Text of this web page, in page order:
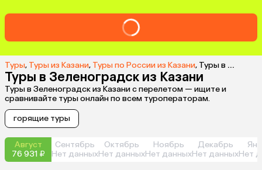
Туры, Туры из Казани, Туры по России из Казани, Туры в Зеленоградск из Казани
Туры в Зеленоградск из Казани
Туры в Зеленоградск из Казани с перелетом — ищите и
сравнивайте туры онлайн по всем туроператорам.
горящие туры
Август
76 931 ₽
Сентябрь
Нет данных
Октябрь
Нет данных
Ноябрь
Нет данных
Декабрь
Нет данныхНет